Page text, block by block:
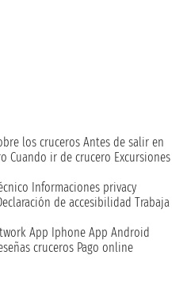
los cruceros Antes de salir en
Cuando ir de crucero Excursiones
Informaciones privacy
de accesibilidad Trabaja
App Iphone App Android
cruceros Pago online